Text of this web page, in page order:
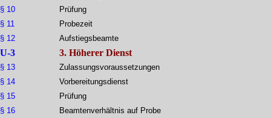
§ 10
§ 11
§ 12
Prüfung
Probezeit
Aufstiegsbeamte
U-3 3. Höherer Dienst
§ 13
§ 14
§ 15
§ 16
Zulassungsvoraussetzungen
Vorbereitungsdienst
Prüfung
Beamtenverhältnis auf Probe